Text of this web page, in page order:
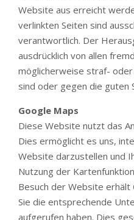
Website aus erreicht
verlinkten Seiten sind
verantwortlich. Der
ausdrücklich von allen
möglicherweise straf-
sind oder gegen die guten
Google Maps
Diese Website nutzt das
Dies ermöglicht es uns,
Website darzustellen und
Nutzung der
Besuch der Website
Sie die entsprechende
aufgerufen haben. Dies